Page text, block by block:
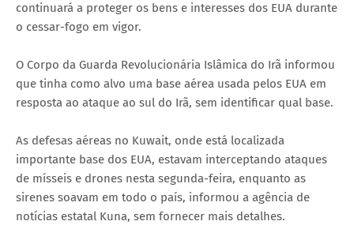
continuará a proteger os bens e interesses dos EUA durante
o cessar-fogo em vigor.
O Corpo da Guarda Revolucionária Islâmica do Irã informou
que tinha como alvo uma base aérea usada pelos EUA em
resposta ao ataque ao sul do Irã, sem identificar qual base.
As defesas aéreas no Kuwait, onde está localizada
importante base dos EUA, estavam interceptando ataques
de mísseis e drones nesta segunda-feira, enquanto as
sirenes soavam em todo o país, informou a agência de
notícias estatal Kuna, sem fornecer mais detalhes.